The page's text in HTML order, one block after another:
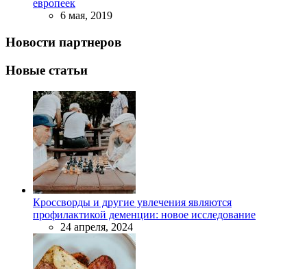
европеек
6 мая, 2019
Новости партнеров
Новые статьи
Кроссворды и другие увлечения являются
профилактикой деменции: новое исследование
24 апреля, 2024